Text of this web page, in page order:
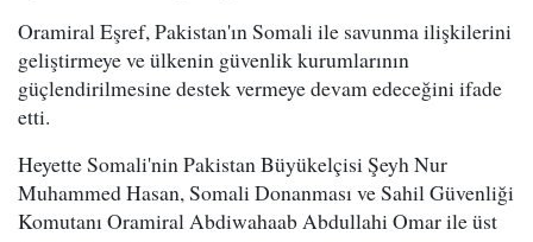
Oramiral Eşref, Pakistan'ın Somali ile savunma ilişkilerini
geliştirmeye ve ülkenin güvenlik kurumlarının
güçlendirilmesine destek vermeye devam edeceğini ifade
etti.
Heyette Somali'nin Pakistan Büyükelçisi Şeyh Nur
Muhammed Hasan, Somali Donanması ve Sahil Güvenliği
Komutanı Oramiral Abdiwahaab Abdullahi Omar ile üst